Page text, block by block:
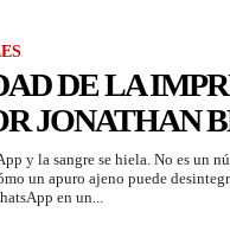
DE LA
JONATHAN
y la sangre se hiela. No es un
un apuro ajeno puede
en un...